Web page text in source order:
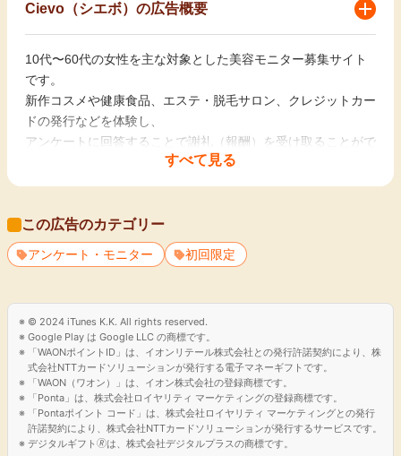
すべて見る
Cievo（シエボ）の広告概要
10代〜60代の女性を主な対象とした美容モニター募集サイト
です。
新作コスメや健康食品、エステ・脱毛サロン、クレジットカー
ドの発行などを体験し、
アンケートに回答することで謝礼（報酬）を受け取ることがで
■自由なペース:
ノルマはなく、空いた時間を利用して自分のペースで参加でき
る
■サポート体制:
初回の説明会に加え、
不明な点はスタッフによるサポートが受けられる体制が整って
います。
美容に関心がある方や、スキマ時間で手軽に報酬を得たい方を
ターゲットとしたプラットフォームとなっています。
この広告のカテゴリー
アンケート・モニター 初回限定
© 2024 iTunes K.K. All rights reserved.
Google Play は Google LLC の商標です。
「WAONポイントID」は、イオンリテール株式会社との発行許諾契約により、株
式会社NTTカードソリューションが発行する電子マネーギフトです。
「WAON（ワオン）」は、イオン株式会社の登録商標です。
「Ponta」は、株式会社ロイヤリティ マーケティングの登録商標です。
「Pontaポイント コード」は、株式会社ロイヤリティ マーケティングとの発行
許諾契約により、株式会社NTTカードソリューションが発行するサービスです。
デジタルギフト🄬は、株式会社デジタルプラスの商標です。